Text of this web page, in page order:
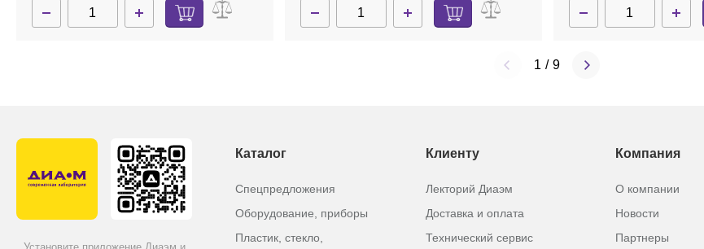
2343600 Нет в наличии 0756900 Нет в наличии
1 / 9
Каталог
Спецпредложения
Оборудование, приборы
Пластик, стекло,
Клиенту
Лекторий Диаэм
Доставка и оплата
Технический сервис
Компания
О компании
Новости
Партнеры